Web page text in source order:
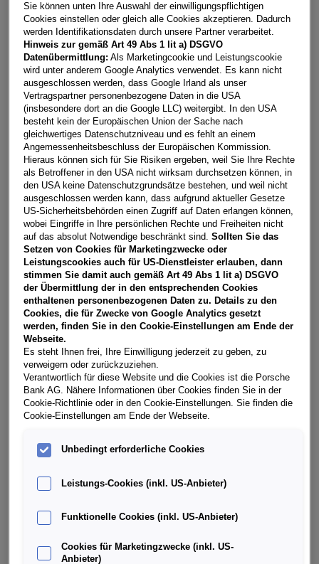
Leasing Kredit
€294,84**
pro Monat
Laufzeit
60 Monate
pro Jahr
15.000 km
Eigenleistung
€5.000
Händler kontaktieren
Online-Abschluss anfragen
**Freibleibendes Musterangebot für Unternehmenskunden.
Restwert Leasing inkl. USt, NoVA, zzgl. gesetzl.
Vertragsgebühr EUR 149,75 und Bearbeitungskosten EUR
0,00. Gesamtleasingbetrag EUR 27.290,00, Restwert EUR
11.033,10, Sollzinssatz 7,29% variabel, Effektivzinssatz 8,47%
variabel, Gesamtbetrag EUR 33.873,25. Ihr Verkaufsberater
freut sich darauf, Ihnen ein individuelles Angebot erstellen zu
können.
Teilen PDF herunterladen
Weitere Infos & Daten
Ausstattung
Finanzierung über die Porsche Bank
Sie können unten Ihre Auswahl der einwilligungspflichtigen
Cookies einstellen oder gleich alle Cookies akzeptieren. Dadurch
werden Identifikationsdaten durch unsere Partner verarbeitet.
Hinweis zur gemäß Art 49 Abs 1 lit a) DSGVO
Datenübermittlung: Als Marketingcookie und Leistungscookie
wird unter anderem Google Analytics verwendet. Es kann nicht
ausgeschlossen werden, dass Google Irland als unser
Vertragspartner personenbezogene Daten in die USA
(insbesondere dort an die Google LLC) weitergibt. In den USA
besteht kein der Europäischen Union der Sache nach
gleichwertiges Datenschutzniveau und es fehlt an einem
Angemessenheitsbeschluss der Europäischen Kommission.
Hieraus können sich für Sie Risiken ergeben, weil Sie Ihre Rechte
als Betroffener in den USA nicht wirksam durchsetzen können, in
den USA keine Datenschutzgrundsätze bestehen, und weil nicht
ausgeschlossen werden kann, dass aufgrund aktueller Gesetze
US-Sicherheitsbehörden einen Zugriff auf Daten erlangen können,
wobei Eingriffe in Ihre persönlichen Rechte und Freiheiten nicht
auf das absolut Notwendige beschränkt sind.Sollten Sie das
Setzen von Cookies für Marketingzwecke oder
Leistungscookies auch für US-Dienstleister erlauben, dann
stimmen Sie damit auch gemäß Art 49 Abs 1 lit a) DSGVO
der Übermittlung der in den entsprechenden Cookies
enthaltenen personenbezogenen Daten zu. Details zu den
Cookies, die für Zwecke von Google Analytics gesetzt
werden, finden Sie in den Cookie-Einstellungen am Ende der
Webseite.
Es steht Ihnen frei, Ihre Einwilligung jederzeit zu geben, zu
verweigern oder zurückzuziehen.
Verantwortlich für diese Website und die Cookies ist die Porsche
Bank AG. Nähere Informationen über Cookies finden Sie in der
Cookie-Richtlinie oder in den Cookie-Einstellungen. Sie finden die
Cookie-Einstellungen am Ende der Webseite.
Unbedingt erforderliche Cookies
Leistungs-Cookies (inkl. US-Anbieter)
Funktionelle Cookies (inkl. US-Anbieter)
Cookies für Marketingzwecke (inkl. US-
Anbieter)